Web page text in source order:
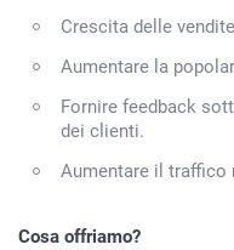
Crescita delle
Aumentare la
Fornire feedback
dei clienti.
Aumentare il
Cosa offriamo?